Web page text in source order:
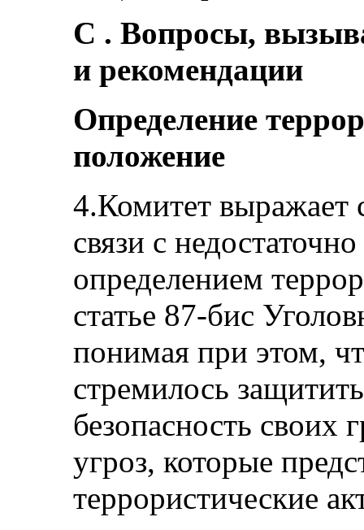
C . Вопросы,
и рекомендации
Определение
положение
4.Комитет выражает
связи с
определением
статье 87‑бис
понимая при этом,
стремилось
безопасность своих
угроз, которые
террористические